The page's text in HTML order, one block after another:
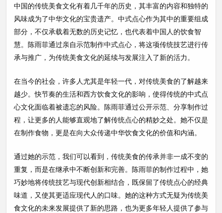
中国的传统美食文化有着几千年的历史，其丰富的内容和独特的
风味成为了中华文化的宝贵遗产。中式点心作为其中的重要组成
部分，不仅承载着无数的历史记忆，也代表着中国人的饮食智
慧。陈雨菲通过亲自示范制作中式点心，将这项传统技艺进行传
承与推广，为传统美食文化的延续与发展注入了新的活力。
在当今的社会，许多人尤其是年轻一代，对传统美食的了解越来
越少。快节奏的生活和西方饮食文化的影响，使得传统的中式点
心文化面临着被遗忘的风险。陈雨菲通过公开示范、分享制作过
程，让更多的人能够直观地了解传统点心的精妙之处。她不仅是
在制作食物，更是在向大众传递中华饮食文化的价值和内涵。
通过她的示范，我们可以看到，传统美食的传承并非一成不变的
重复，而是在继承中不断创新和完善。陈雨菲的制作过程中，她
巧妙地将传统技艺与现代创新相结合，既保留了传统点心的经典
味道，又使其更适应现代人的口味。她的这种方式无疑为传统美
食文化的未来发展提供了新的思路，也为更多年轻人提供了参与